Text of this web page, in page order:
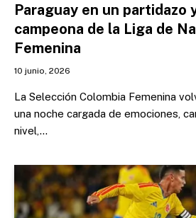
Paraguay en un partidazo
campeona de la Liga de
Femenina
10 junio, 2026
La Selección Colombia Femenina
una noche cargada de emociones,
nivel,…